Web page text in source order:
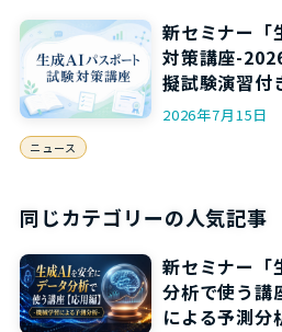
新セミナー「
対策講座-
擬試験演習付
2026年7月15日
ニュース
同じカテゴリーの人気記事
新セミナー「
分析で使う講
による予測分